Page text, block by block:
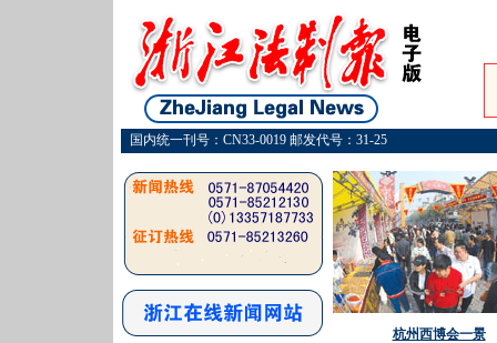
国内统一刊号：CN33-0019 邮发代号：31-25
杭州西博会一景